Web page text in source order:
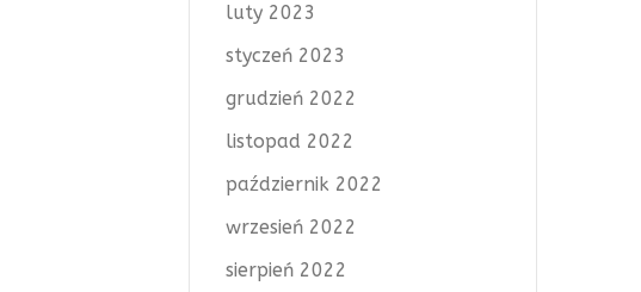
luty 2023
styczeń 2023
grudzień 2022
listopad 2022
październik 2022
wrzesień 2022
sierpień 2022